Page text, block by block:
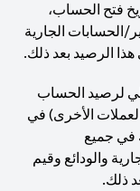
90 يومًا من تاريخ فتح الحساب،
الحسابات الجارية
هذا الرصيد بعد ذلك.
لرصيد الحساب
بالعملات الأخرى) في
في جميع
والودائع وقيم
ذلك.